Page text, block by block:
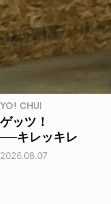
YO! CHUI
ゲッツ！
──キレッキレ
2026.08.07